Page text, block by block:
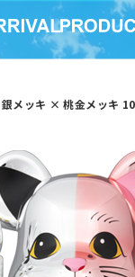
銀メッキ × 桃金メッキ